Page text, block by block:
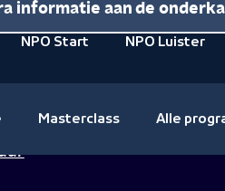
informatie aan de
NPO Start NPO Luister
Masterclass Alle